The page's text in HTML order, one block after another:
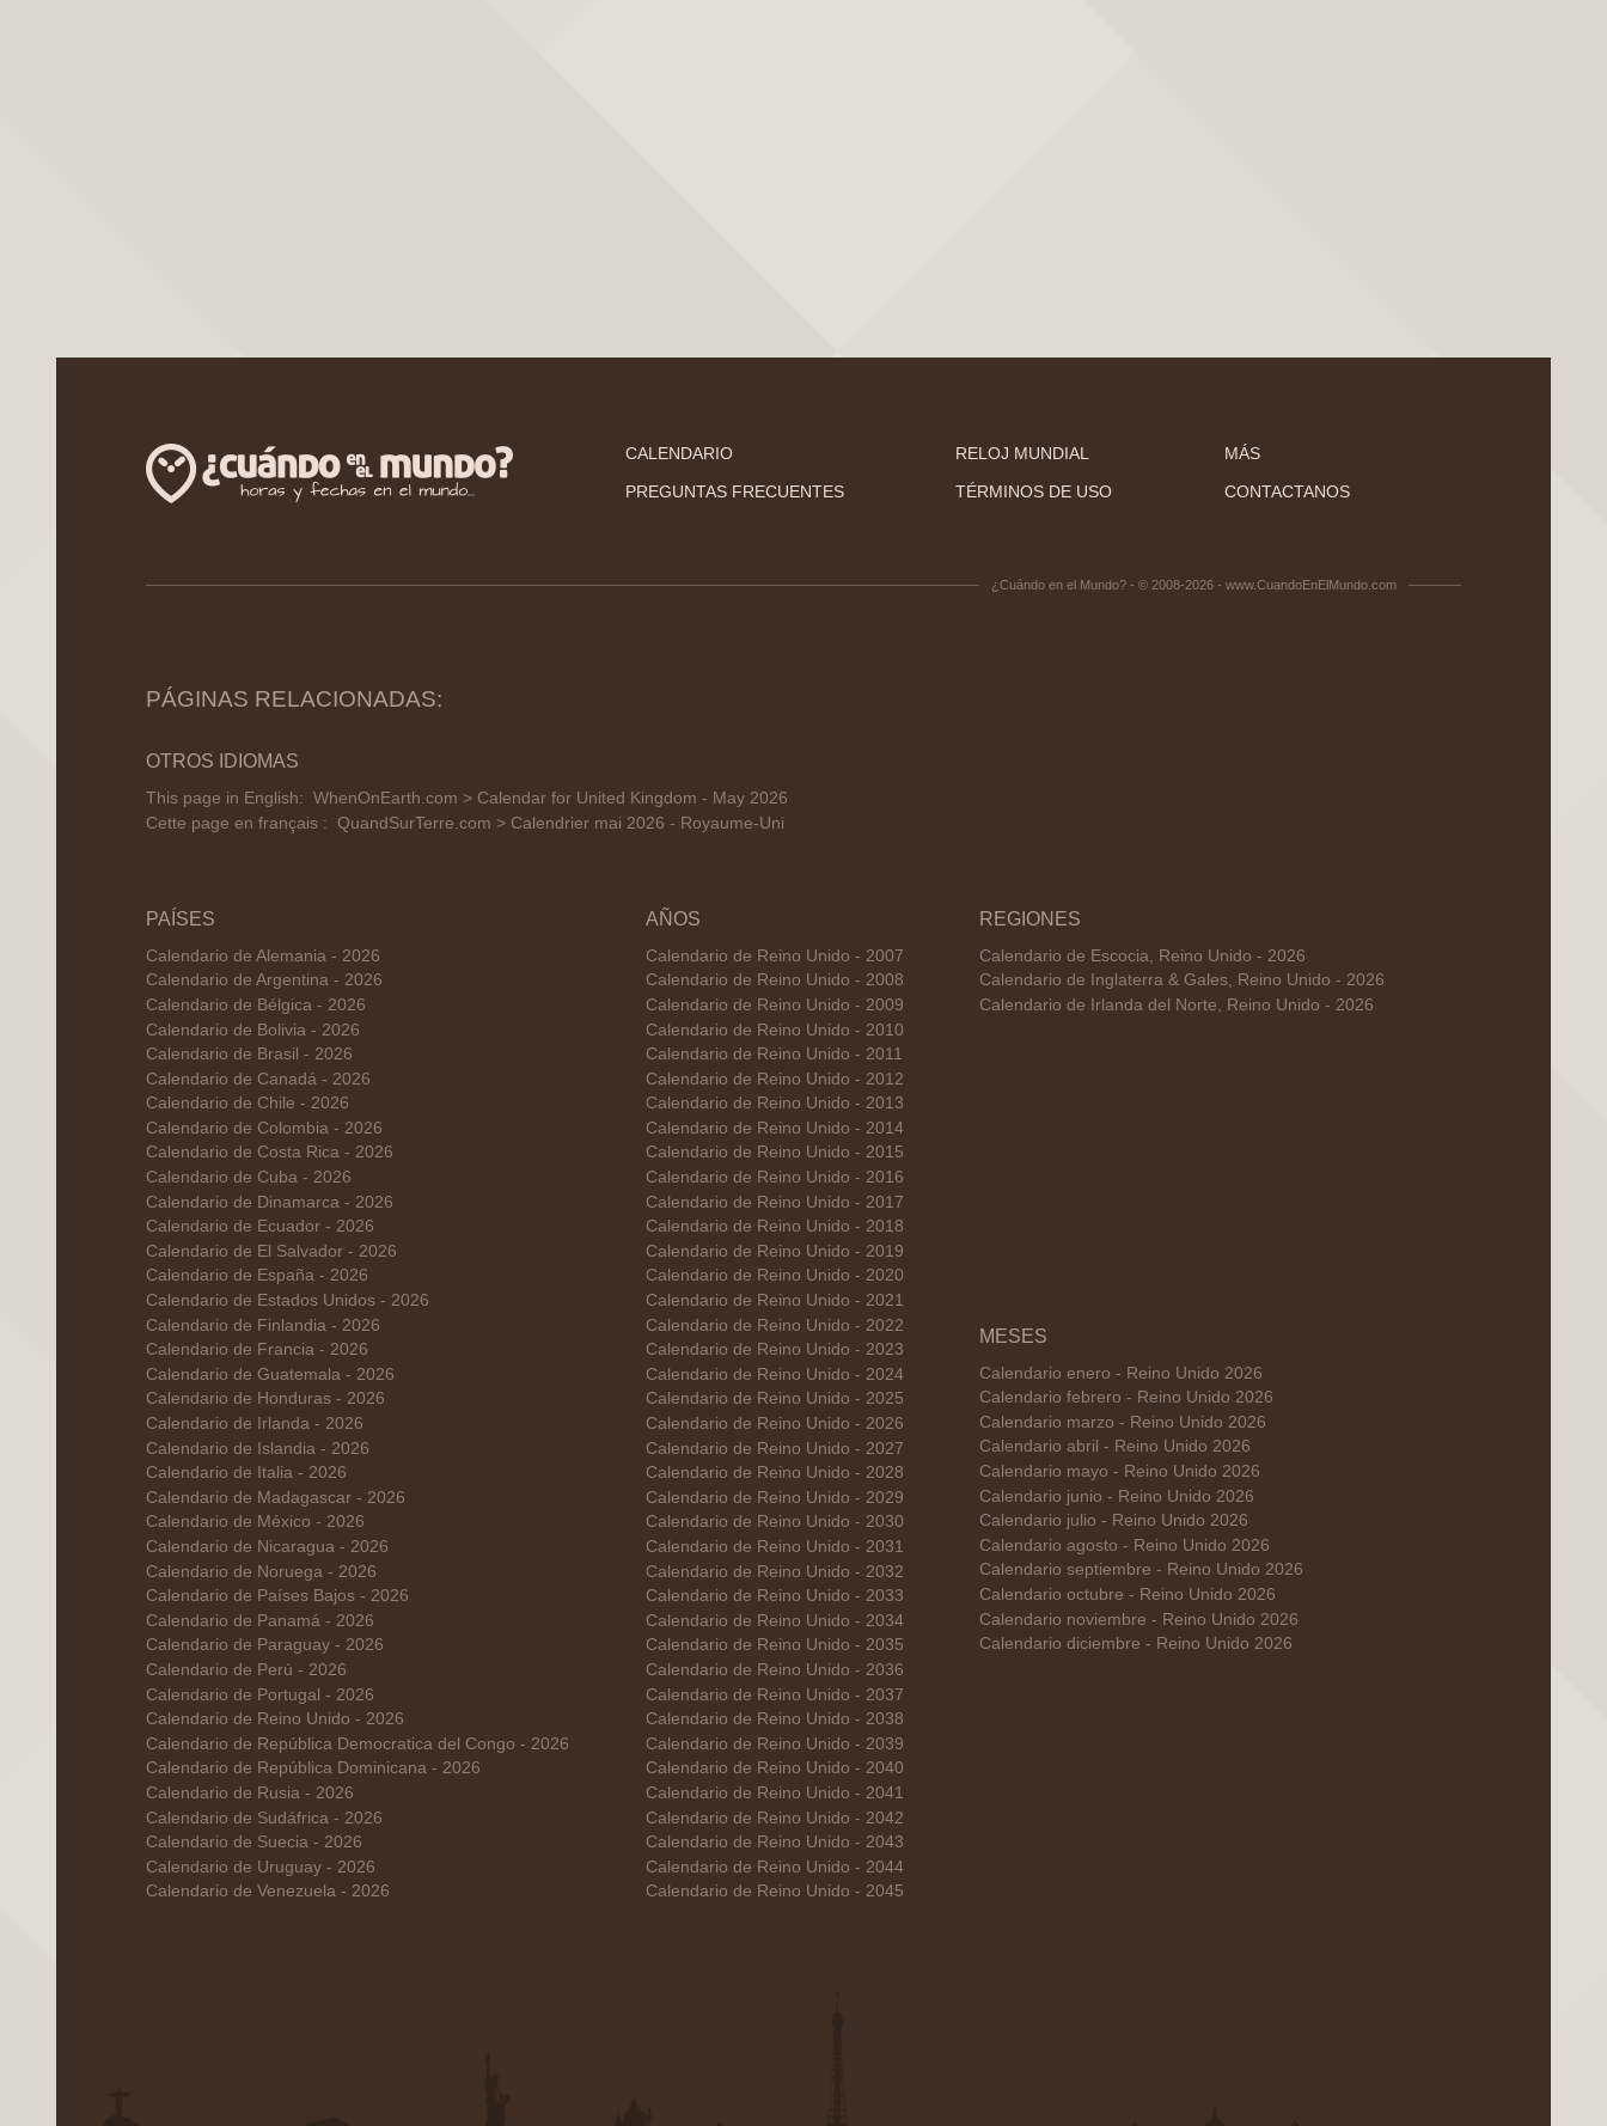
CALENDARIO RELOJ MUNDIAL
MÁS
PREGUNTAS FRECUENTES
TÉRMINOS DE USO CONTACTANOS
¿Cuándo en el Mundo? - © 2008-2026 - www.CuandoEnElMundo.com
PÁGINAS RELACIONADAS:
OTROS IDIOMAS
This page in English: WhenOnEarth.com > Calendar for United Kingdom - May 2026
Cette page en français : QuandSurTerre.com > Calendrier mai 2026 - Royaume-Uni
REGIONES
Calendario de Escocia, Reino Unido - 2026
Calendario de Inglaterra & Gales, Reino Unido - 2026
Calendario de Irlanda del Norte, Reino Unido - 2026
PAÍSES
Calendario de Alemania - 2026
Calendario de Argentina - 2026
Calendario de Bélgica - 2026
Calendario de Bolivia - 2026
Calendario de Brasil - 2026
Calendario de Canadá - 2026
Calendario de Chile - 2026
Calendario de Colombia - 2026
Calendario de Costa Rica - 2026
Calendario de Cuba - 2026
Calendario de Dinamarca - 2026
Calendario de Ecuador - 2026
Calendario de El Salvador - 2026
Calendario de España - 2026
Calendario de Estados Unidos - 2026
Calendario de Finlandia - 2026
Calendario de Francia - 2026
Calendario de Guatemala - 2026
Calendario de Honduras - 2026
Calendario de Irlanda - 2026
Calendario de Islandia - 2026
Calendario de Italia - 2026
Calendario de Madagascar - 2026
Calendario de México - 2026
Calendario de Nicaragua - 2026
Calendario de Noruega - 2026
Calendario de Países Bajos - 2026
Calendario de Panamá - 2026
Calendario de Paraguay - 2026
Calendario de Perú - 2026
Calendario de Portugal - 2026
Calendario de Reino Unido - 2026
Calendario de República Democratica del Congo - 2026
Calendario de República Dominicana - 2026
Calendario de Rusia - 2026
Calendario de Sudáfrica - 2026
Calendario de Suecia - 2026
Calendario de Uruguay - 2026
Calendario de Venezuela - 2026
AÑOS
Calendario de Reino Unido - 2007
Calendario de Reino Unido - 2008
Calendario de Reino Unido - 2009
Calendario de Reino Unido - 2010
Calendario de Reino Unido - 2011
Calendario de Reino Unido - 2012
Calendario de Reino Unido - 2013
Calendario de Reino Unido - 2014
Calendario de Reino Unido - 2015
Calendario de Reino Unido - 2016
Calendario de Reino Unido - 2017
Calendario de Reino Unido - 2018
Calendario de Reino Unido - 2019
Calendario de Reino Unido - 2020
Calendario de Reino Unido - 2021
Calendario de Reino Unido - 2022
Calendario de Reino Unido - 2023
Calendario de Reino Unido - 2024
Calendario de Reino Unido - 2025
Calendario de Reino Unido - 2026
Calendario de Reino Unido - 2027
Calendario de Reino Unido - 2028
Calendario de Reino Unido - 2029
Calendario de Reino Unido - 2030
Calendario de Reino Unido - 2031
Calendario de Reino Unido - 2032
Calendario de Reino Unido - 2033
Calendario de Reino Unido - 2034
Calendario de Reino Unido - 2035
Calendario de Reino Unido - 2036
Calendario de Reino Unido - 2037
Calendario de Reino Unido - 2038
Calendario de Reino Unido - 2039
Calendario de Reino Unido - 2040
Calendario de Reino Unido - 2041
Calendario de Reino Unido - 2042
Calendario de Reino Unido - 2043
Calendario de Reino Unido - 2044
Calendario de Reino Unido - 2045
MESES
Calendario enero - Reino Unido 2026
Calendario febrero - Reino Unido 2026
Calendario marzo - Reino Unido 2026
Calendario abril - Reino Unido 2026
Calendario mayo - Reino Unido 2026
Calendario junio - Reino Unido 2026
Calendario julio - Reino Unido 2026
Calendario agosto - Reino Unido 2026
Calendario septiembre - Reino Unido 2026
Calendario octubre - Reino Unido 2026
Calendario noviembre - Reino Unido 2026
Calendario diciembre - Reino Unido 2026